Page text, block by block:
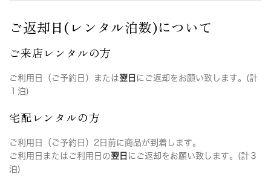
ご返却日(レンタル泊数)について
ご来店レンタルの方
ご利用日（ご予約日）または翌日 にご返却をお願い致します。(計
１泊)
宅配レンタルの方
ご利用日（ご予約日）2日前に商品が到着します。
ご利用日またはご利用日の翌日 にご返却をお願い致します。(計３
泊)